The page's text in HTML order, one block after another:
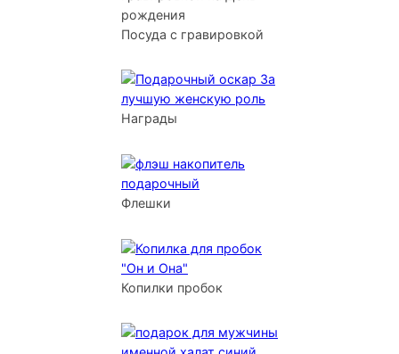
Посуда с гравировкой
Награды
Флешки
Копилки пробок